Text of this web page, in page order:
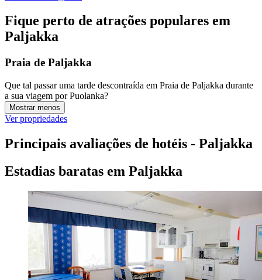
Fique perto de atrações populares em
Paljakka
Praia de Paljakka
Que tal passar uma tarde descontraída em Praia de Paljakka durante
a sua viagem por Puolanka?
Mostrar menos
Ver propriedades
Principais avaliações de hotéis - Paljakka
Estadias baratas em Paljakka